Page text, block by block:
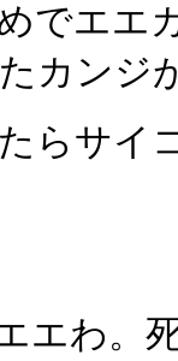
でエエ
カンジ
らサイ
エわ。